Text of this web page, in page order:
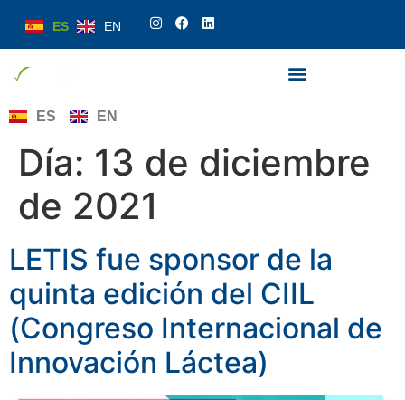
ES EN
ES EN
Día: 13 de diciembre
de 2021
LETIS fue sponsor de la
quinta edición del CIIL
(Congreso Internacional de
Innovación Láctea)